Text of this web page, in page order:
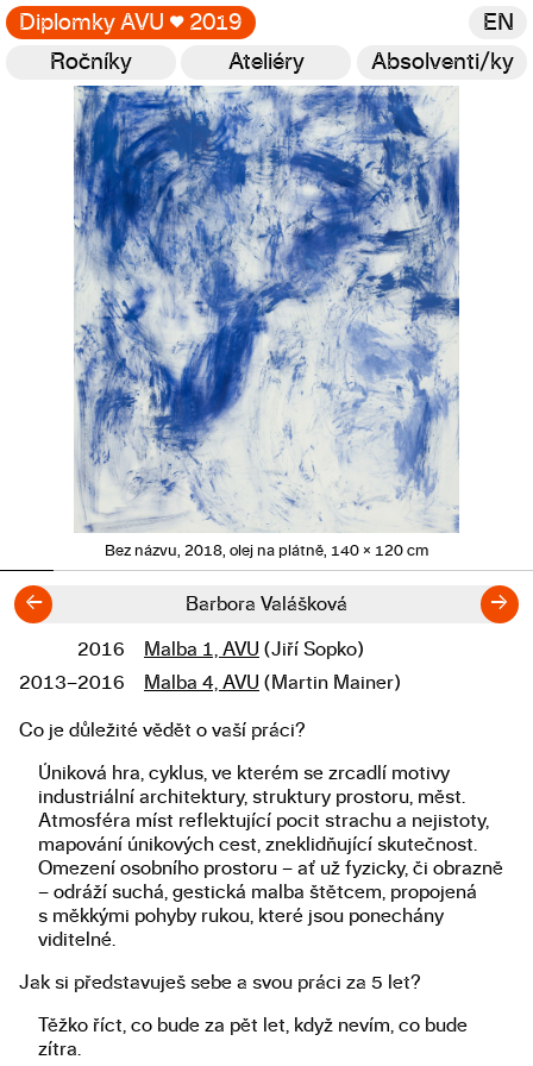
Diplomky AVU ♥ 2019
EN
Ročníky
Ateliéry Absolventi/ky
Barbora Valášková
← →
Galerie
Bez názvu, 2018, olej na plátně, 140 × 120 cm
Studium
2016 Malba 1, AVU (Jiří Sopko)
2013–2016
Malba 4, AVU (Martin Mainer)
Popis diplomové práce
Co je důležité vědět o vaší práci?
Úniková hra, cyklus, ve kterém se zrcadlí motivy
industriální architektury, struktury prostoru, měst.
Atmosféra míst reflektující pocit strachu a nejistoty,
mapování únikových cest, zneklidňující skutečnost.
Omezení osobního prostoru – ať už fyzicky, či obrazně
– odráží suchá, gestická malba štětcem, propojená
s měkkými pohyby rukou, které jsou ponechány
viditelné.
Jak si představuješ sebe a svou práci za 5 let?
Těžko říct, co bude za pět let, když nevím, co bude
zítra.